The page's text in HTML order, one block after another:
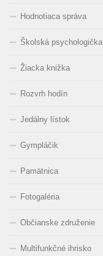
Hodnotiaca správa
Školská psychologička
Žiacka knižka
Rozvrh hodín
Jedálny lístok
Gympláčik
Pamätnica
Fotogaléria
Občianske združenie
Multifunkčné ihrisko